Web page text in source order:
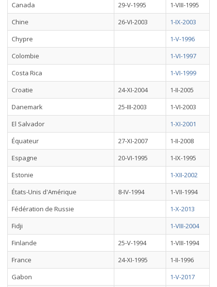
Canada
29-V-1995
1-VIII-1995
Chine
26-VI-2003
1-IX-2003
Chypre
1-V-1996
Colombie
1-VI-1997
Costa Rica
1-VI-1999
Croatie
24-XI-2004
1-II-2005
Danemark
25-III-2003
1-VI-2003
El Salvador
1-XI-2001
Équateur
27-XI-2007
1-II-2008
Espagne
20-VI-1995
1-IX-1995
Estonie
1-XII-2002
États-Unis d'Amérique
8-IV-1994
1-VII-1994
Fédération de Russie
1-X-2013
Fidji
1-VIII-2004
Finlande
25-V-1994
1-VIII-1994
France
24-XI-1995
1-II-1996
Gabon
1-V-2017